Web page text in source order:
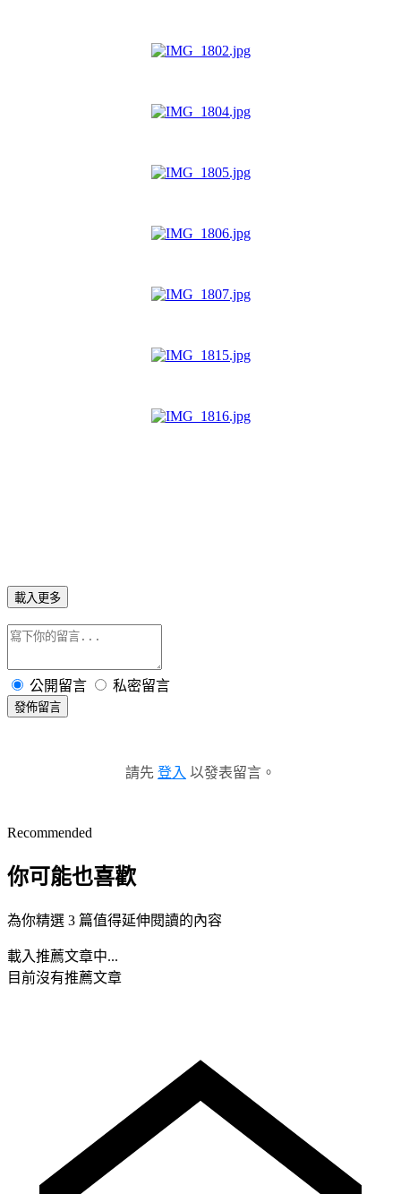
載入更多
公開留言 私密留言
發佈留言
請先 登入 以發表留言。
Recommended
你可能也喜歡
為你精選 3 篇值得延伸閱讀的內容
載入推薦文章中...
目前沒有推薦文章